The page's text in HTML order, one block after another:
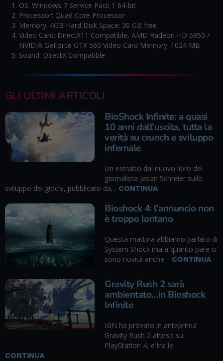
OS: Windows 7 Service Pack 1 64-bit
Processor: Quad Core Processor
Memory: 4GB Hard Disk Space: 30 GB free
Video Card: DirectX11 Compatible, AMD Radeon HD 6950 /
NVIDIA GeForce GTX 560 Video Card Memory: 1024 MB
Sound: DirectX Compatible
GLI ULTIMI ARTICOLI
BioShock Infinite: a quasi
10 anni dall’uscita, tutta la
verità su crunch e sviluppo
infernale
Un estratto dal nuovo libro del
giornalista Jason Schreier sullo
sviluppo dei giochi, pubblicato da… CONTINUA
Bioshock 4: l’annuncio non
è troppo lontano
Questa mattina abbiamo parlato di
System Shock ma a quanto pare ci
sono novità anche… CONTINUA
Gravity Rush 2 sarà
ambientato…in Bioshock
Infinite
IGN ha provato in anteprima
Gravity Rush 2 atteso su
PlayStation 4, e tra le…
CONTINUA